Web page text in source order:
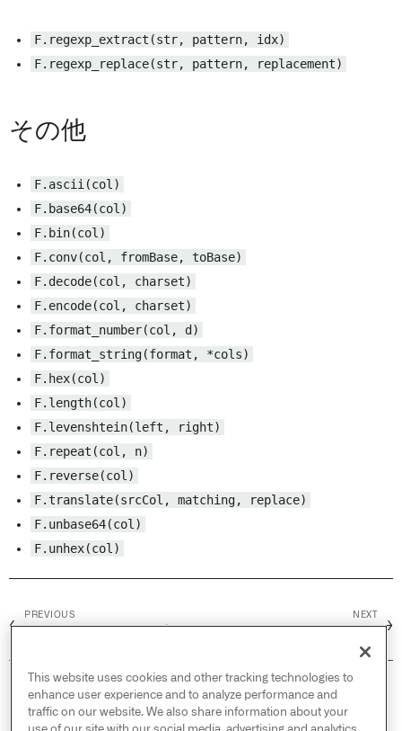
F.regexp_extract(str, pattern, idx)
F.regexp_replace(str, pattern, replacement)
その他
F.ascii(col)
F.base64(col)
F.bin(col)
F.conv(col, fromBase, toBase)
F.decode(col, charset)
F.encode(col, charset)
F.format_number(col, d)
F.format_string(format, *cols)
F.hex(col)
F.length(col)
F.levenshtein(left, right)
F.repeat(col, n)
F.reverse(col)
F.translate(srcCol, matching, replace)
F.unbase64(col)
F.unhex(col)
←
PREVIOUS NEXT
→
© 2026 Palantir Technologies Inc. All rights
reserved.
This website uses cookies and other tracking technologies to
enhance user experience and to analyze performance and
traffic on our website. We also share information about your